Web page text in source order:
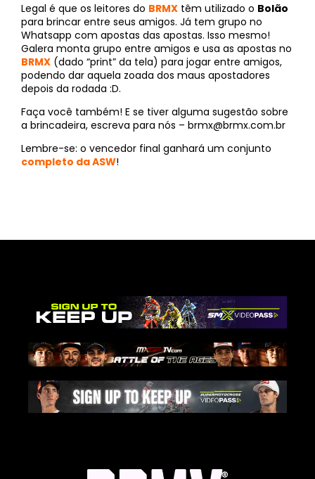
Legal é que os leitores do BRMX têm utilizado o Bolão
para brincar entre seus amigos. Já tem grupo no
Whatsapp com apostas das apostas. Isso mesmo!
Galera monta grupo entre amigos e usa as apostas no
BRMX (dado “print” da tela) para jogar entre amigos,
podendo dar aquela zoada dos maus apostadores
depois da rodada :D.
Faça você também! E se tiver alguma sugestão sobre
a brincadeira, escreva para nós – brmx@brmx.com.br
Lembre-se: o vencedor final ganhará um conjunto
completo da ASW!